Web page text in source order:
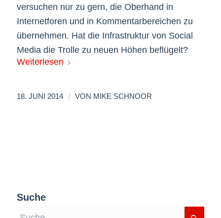
versuchen nur zu gern, die Oberhand in
Internetforen und in Kommentarbereichen zu
übernehmen. Hat die Infrastruktur von Social
Media die Trolle zu neuen Höhen beflügelt?
Weiterlesen
18. JUNI 2014 / VON MIKE SCHNOOR
Suche